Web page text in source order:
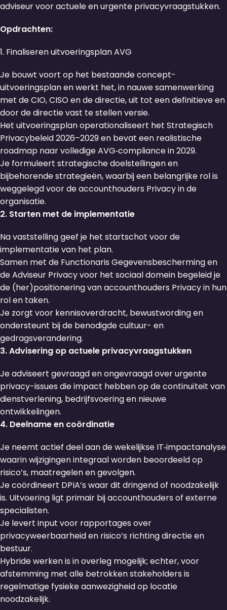
adviseur voor actuele en urgente privacyvraagstukken.
Opdrachten:
1. Finaliseren uitvoeringsplan AVG
Je bouwt voort op het bestaande concept-
uitvoeringsplan en werkt het, in nauwe samenwerking
met de CIO, CISO en de directie, uit tot een definitieve en
door de directie vast te stellen versie.
Het uitvoeringsplan operationaliseert het Strategisch
Privacybeleid 2026–2029 en bevat een realistische
roadmap naar volledige AVG‑compliance in 2029.
Je formuleert strategische doelstellingen en
bijbehorende strategieën, waarbij een belangrijke rol is
weggelegd voor de accounthouders Privacy in de
organisatie.
2. Starten met de implementatie
Na vaststelling geef je het startschot voor de
implementatie van het plan.
Samen met de Functionaris Gegevensbescherming en
de Adviseur Privacy voor het sociaal domein begeleid je
de (her)positionering van accounthouders Privacy in hun
rol en taken.
Je zorgt voor kennisoverdracht, bewustwording en
ondersteunt bij de benodigde cultuur- en
gedragsverandering.
3. Advisering op actuele privacyvraagstukken
Je adviseert gevraagd en ongevraagd over urgente
privacy-issues die impact hebben op de continuïteit van
dienstverlening, bedrijfsvoering en nieuwe
ontwikkelingen.
4. Deelname en coördinatie
Je neemt actief deel aan de wekelijkse IT‑impactanalyse
waarin wijzigingen integraal worden beoordeeld op
risico’s, maatregelen en gevolgen.
Je coördineert DPIA’s waar dit dringend of noodzakelijk
is. Uitvoering ligt primair bij accounthouders of externe
specialisten.
Je levert input voor rapportages over
privacyweerbaarheid en risico’s richting directie en
bestuur.
Hybride werken is in overleg mogelijk; echter, voor
afstemming met alle betrokken stakeholders is
regelmatige fysieke aanwezigheid op locatie
noodzakelijk.